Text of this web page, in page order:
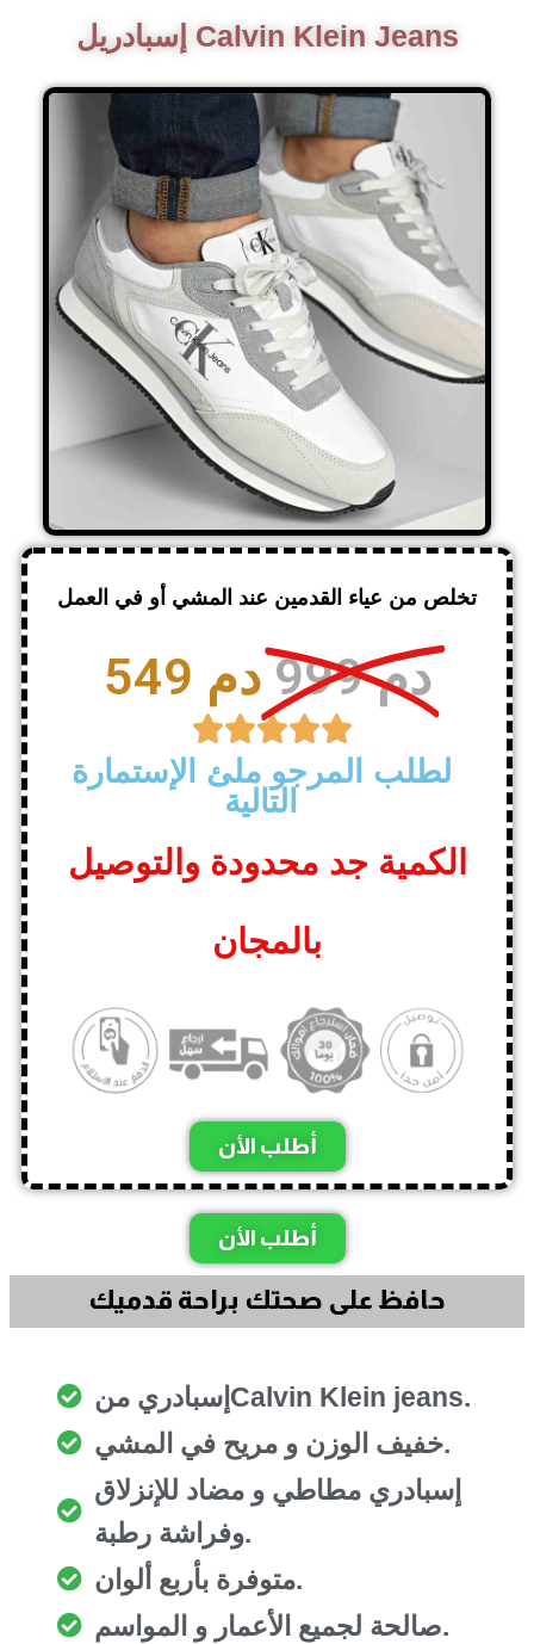
إسبادريل Calvin Klein Jeans
تخلص من عياء القدمين عند المشي أو في العمل
549 دم 999 دم

لطلب المرجو ملئ الإستمارة
التالية
الكمية جد محدودة والتوصيل
بالمجان
أطلب الأن
أطلب الأن
حافظ على صحتك براحة قدميك
إسبادري منCalvin Klein jeans.
خفيف الوزن و مريح في المشي.
إسبادري مطاطي و مضاد للإنزلاق
وفراشة رطبة.
متوفرة بأربع ألوان.
صالحة لجميع الأعمار و المواسم.